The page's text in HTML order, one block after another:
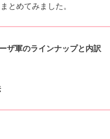
とめてみました。
ザ軍のラインナップと内訳